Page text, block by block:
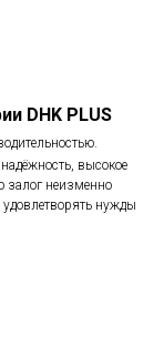
DHK PLUS
высокое
залог неизменно
нужды